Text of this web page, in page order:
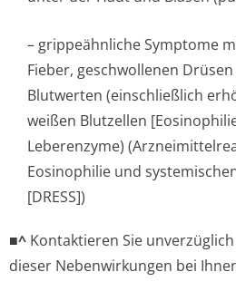
– grippeähnliche Symptome
Fieber, geschwollenen
Blutwerten (einschließlich
weißen Blutzellen
Leberenzyme)
Eosinophilie und
[DRESS])
■^ Kontaktieren Sie
dieser Nebenwirkungen bei